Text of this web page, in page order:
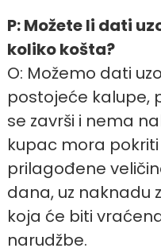
P: Možete li dati
koliko košta?
O: Možemo dati
postojeće kalupe,
se završi i nema
kupac mora
prilagođene
dana, uz naknadu
koja će biti
narudžbe.